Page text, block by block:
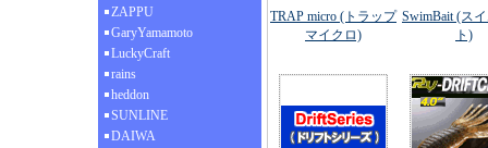
ZAPPU
GaryYamamoto
LuckyCraft
rains
heddon
SUNLINE
DAIWA
TRAP micro (トラップ
マイクロ)
SwimBait (ス
ト)